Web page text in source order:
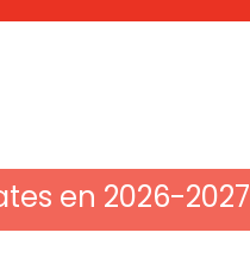
en 2026-2027